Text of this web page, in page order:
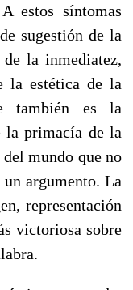
estos síntomas
sugestión de la
la inmediatez,
la estética de la
también es la
la primacía de la
mundo que no
argumento. La
representación
victoriosa sobre